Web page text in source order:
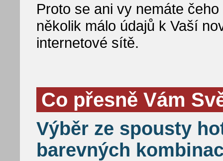
Proto se ani vy nemáte
několik málo údajů k Vaší
internetové sítě.
Co přesně Vám
Výběr ze spousty
barevných